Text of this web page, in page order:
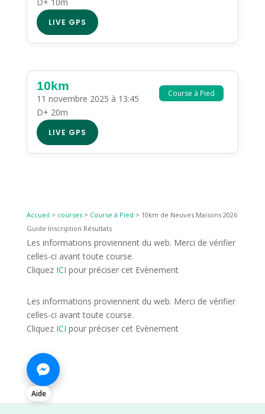
LIVE GPS
Course à Pied
10km
11 novembre 2025 à 13:45
D+ 20m
LIVE GPS
Accueil > courses> Course à Pied > 10km de Neuves Maisons 2026
Guide Inscription Résultats
Les informations proviennent du web. Merci de vérifier
celles-ci avant toute course.
Cliquez ICI pour préciser cet Evènement
Les informations proviennent du web. Merci de vérifier
celles-ci avant toute course.
Cliquez ICI pour préciser cet Evènement
Aide